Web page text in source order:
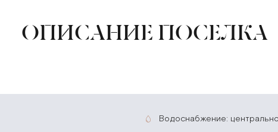
ОПИСАНИЕ ПОСЕЛКА
водоснабжение: